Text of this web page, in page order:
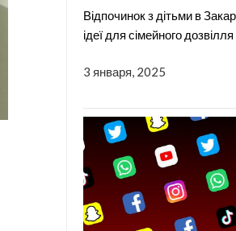
Відпочинок з дітьми в
ідеї для сімейного дозвілля
3 января, 2025